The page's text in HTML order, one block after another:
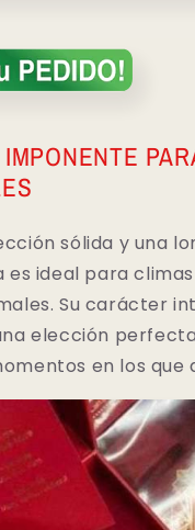
sólida y una
es ideal para
Su carácter
elección
en los que